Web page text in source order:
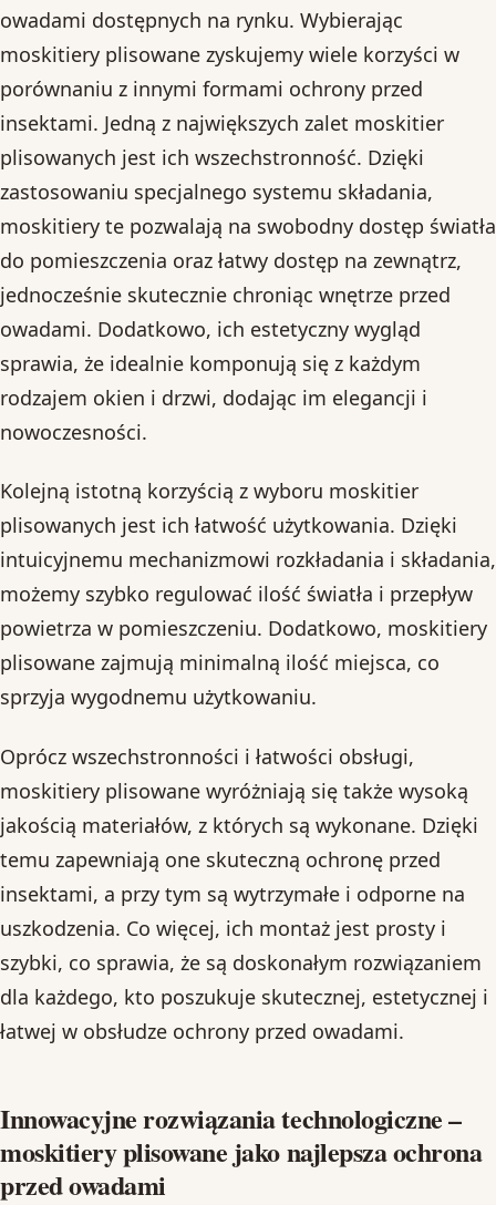
owadami dostępnych na rynku. Wybierając
moskitiery plisowane zyskujemy wiele korzyści w
porównaniu z innymi formami ochrony przed
insektami. Jedną z największych zalet moskitier
plisowanych jest ich wszechstronność. Dzięki
zastosowaniu specjalnego systemu składania,
moskitiery te pozwalają na swobodny dostęp światła
do pomieszczenia oraz łatwy dostęp na zewnątrz,
jednocześnie skutecznie chroniąc wnętrze przed
owadami. Dodatkowo, ich estetyczny wygląd
sprawia, że idealnie komponują się z każdym
rodzajem okien i drzwi, dodając im elegancji i
nowoczesności.
Kolejną istotną korzyścią z wyboru moskitier
plisowanych jest ich łatwość użytkowania. Dzięki
intuicyjnemu mechanizmowi rozkładania i składania,
możemy szybko regulować ilość światła i przepływ
powietrza w pomieszczeniu. Dodatkowo, moskitiery
plisowane zajmują minimalną ilość miejsca, co
sprzyja wygodnemu użytkowaniu.
Oprócz wszechstronności i łatwości obsługi,
moskitiery plisowane wyróżniają się także wysoką
jakością materiałów, z których są wykonane. Dzięki
temu zapewniają one skuteczną ochronę przed
insektami, a przy tym są wytrzymałe i odporne na
uszkodzenia. Co więcej, ich montaż jest prosty i
szybki, co sprawia, że są doskonałym rozwiązaniem
dla każdego, kto poszukuje skutecznej, estetycznej i
łatwej w obsłudze ochrony przed owadami.
Innowacyjne rozwiązania technologiczne –
moskitiery plisowane jako najlepsza ochrona
przed owadami